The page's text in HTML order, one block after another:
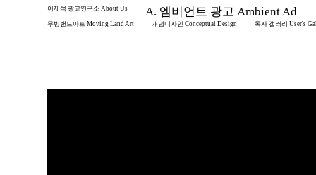
이제석 광고연구소 About Us A. 엠비언트 광고 Ambient Ad
무빙랜드아트 Moving Land Art 개념디자인 Conceptual Design 독자 갤러리 User's